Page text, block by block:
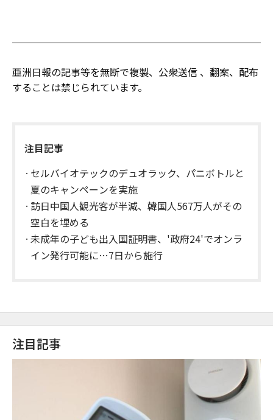
亜洲日報の記事等を無断で複製、公衆送信 、翻案、配布
することは禁じられています。
注目記事
セルバイオテックのデュオラック、パニボトルと
夏のキャンペーンを実施
訪日中国人観光客が半減、韓国人567万人がその
空白を埋める
未成年の子ども出入国証明書、'政府24'でオンラ
イン発行可能に…7日から施行
注目記事